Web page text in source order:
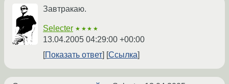
Завтракаю.
Selecter ★★★★
13.04.2005 04:29:00 +00:00
Показать ответ
Ссылка